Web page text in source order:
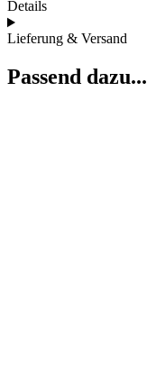
Details
Lieferung & Versand
Passend dazu...